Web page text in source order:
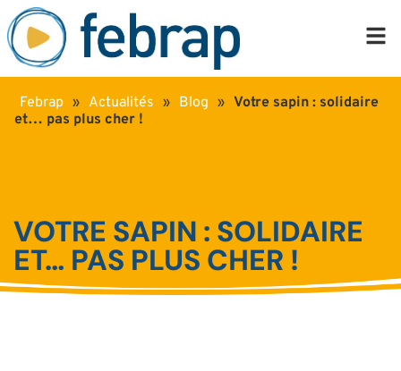
Febrap » Actualités » Blog » Votre sapin : solidaire
et… pas plus cher !
VOTRE SAPIN : SOLIDAIRE
ET… PAS PLUS CHER !